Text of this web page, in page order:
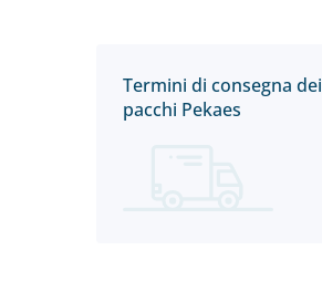
Termini di consegna dei
pacchi Pekaes